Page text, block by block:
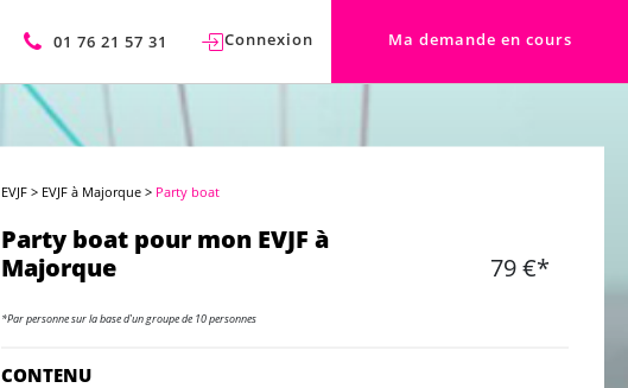
01 76 21 57 31 Connexion Ma demande en cours
EVJF > EVJF à Majorque > Party boat
Party boat pour mon EVJF à
Majorque
79 €*
*Par personne sur la base d'un groupe de 10 personnes
CONTENU